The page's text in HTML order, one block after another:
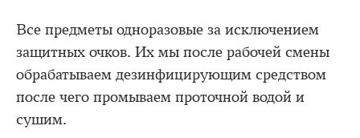
Все предметы одноразовые за исключением
защитных очков. Их мы после рабочей смены
обрабатываем дезинфицирующим средством
после чего промываем проточной водой и
сушим.